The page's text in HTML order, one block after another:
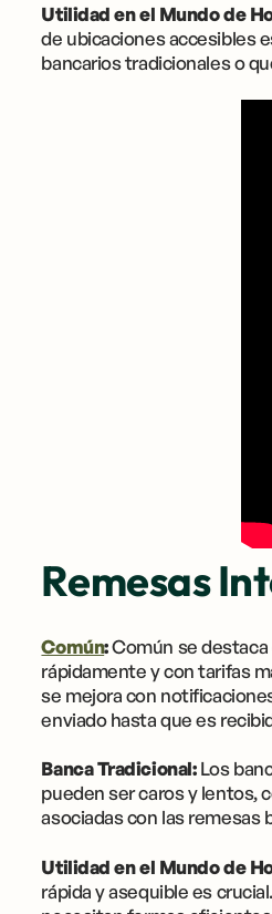
Utilidad en el Mundo de
de ubicaciones accesibles
bancarios tradicionales o
Remesas
Común:Común se destaca
rápidamente y con tarifas
se mejora con
enviado hasta que es
Banca Tradicional:Los
pueden ser caros y lentos,
asociadas con las remesas
Utilidad en el Mundo de
rápida y asequible es